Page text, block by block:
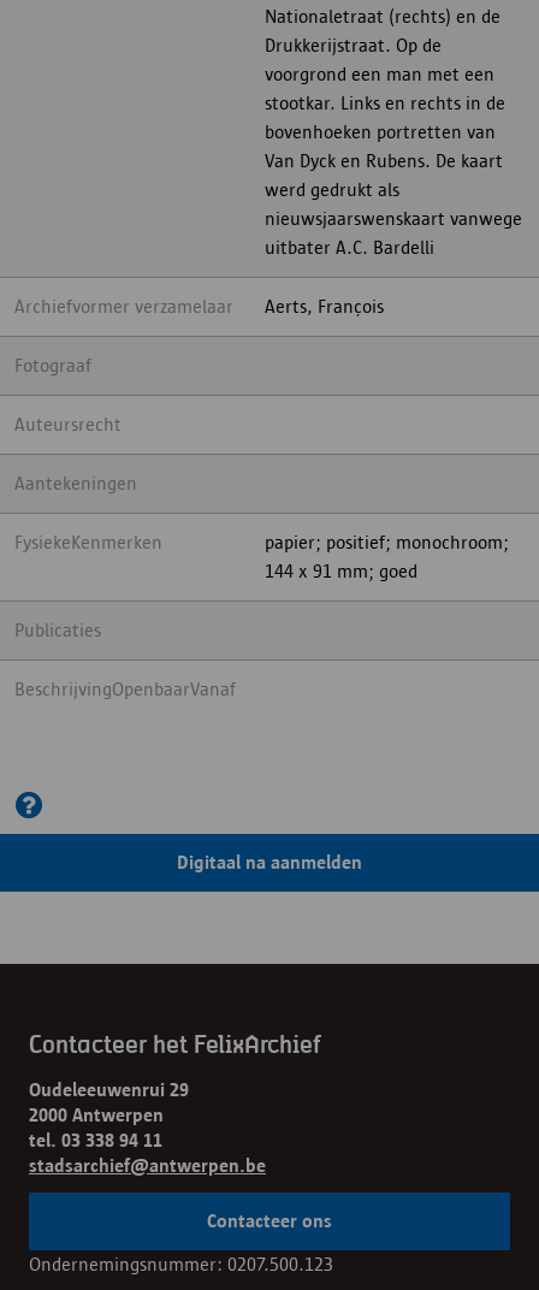
Nationaletraat (rechts) en de
Drukkerijstraat. Op de
voorgrond een man met een
stootkar. Links en rechts in de
bovenhoeken portretten van
Van Dyck en Rubens. De kaart
werd gedrukt als
nieuwsjaarswenskaart vanwege
uitbater A.C. Bardelli
Archiefvormer verzamelaar Aerts, François
Fotograaf
Auteursrecht
Aantekeningen
FysiekeKenmerken
papier; positief; monochroom;
144 x 91 mm; goed
Publicaties
BeschrijvingOpenbaarVanaf
Digitaal na aanmelden
Contacteer het FelixArchief
Oudeleeuwenrui 29
2000 Antwerpen
tel. 03 338 94 11
stadsarchief@antwerpen.be
Contacteer ons
Ondernemingsnummer: 0207.500.123